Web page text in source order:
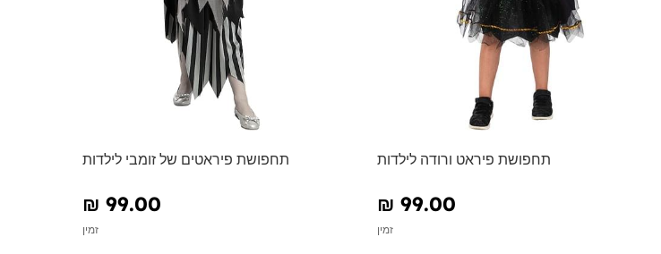
תחפושת פיראטים של זומבי לילדות
₪‎ 99.00
זמין
תחפושת פיראט ורודה לילדות
₪‎ 99.00
זמין